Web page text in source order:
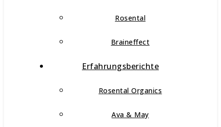
Rosental
Braineffect
Erfahrungsberichte
Rosental Organics
Ava & May